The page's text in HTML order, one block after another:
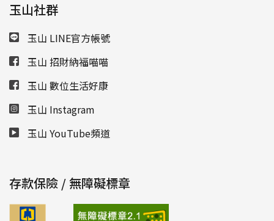
玉山社群
玉山 LINE官方帳號
玉山 招財納福喵喵
玉山 數位生活好康
玉山 Instagram
玉山 YouTube頻道
存款保險 / 無障礙標章